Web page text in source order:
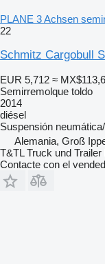
PLANE 3 Achsen
22
Schmitz Cargobull
EUR 5,712 ≈
Semirremolque toldo
2014
diésel
Suspensión
Alemania, Groß
T&TL Truck und
Contacte con el